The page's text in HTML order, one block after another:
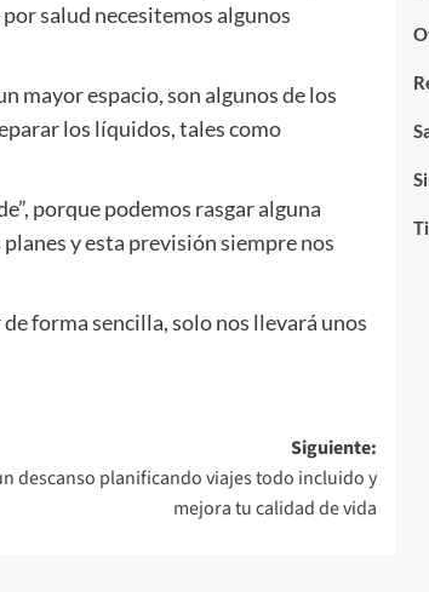
salud necesitemos algunos
mayor espacio, son algunos de los
los líquidos, tales como
porque podemos rasgar alguna
y esta previsión siempre nos
forma sencilla, solo nos llevará unos
Siguiente:
descanso planificando viajes todo incluido y
mejora tu calidad de vida